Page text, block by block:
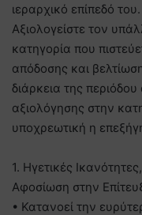
ιεραρχικό επίπεδό του.
Αξιολογείστε τον
κατηγορία που
απόδοσης και
διάρκεια της
αξιολόγησης στην
υποχρεωτική η
1. Ηγετικές
Αφοσίωση στην
• Κατανοεί την